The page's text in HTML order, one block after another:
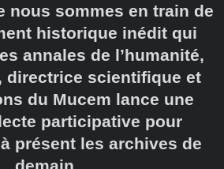
nous sommes en train de
historique inédit qui
annales de l’humanité,
directrice scientifique et
du Mucem lance une
participative pour
présent les archives de
demain.